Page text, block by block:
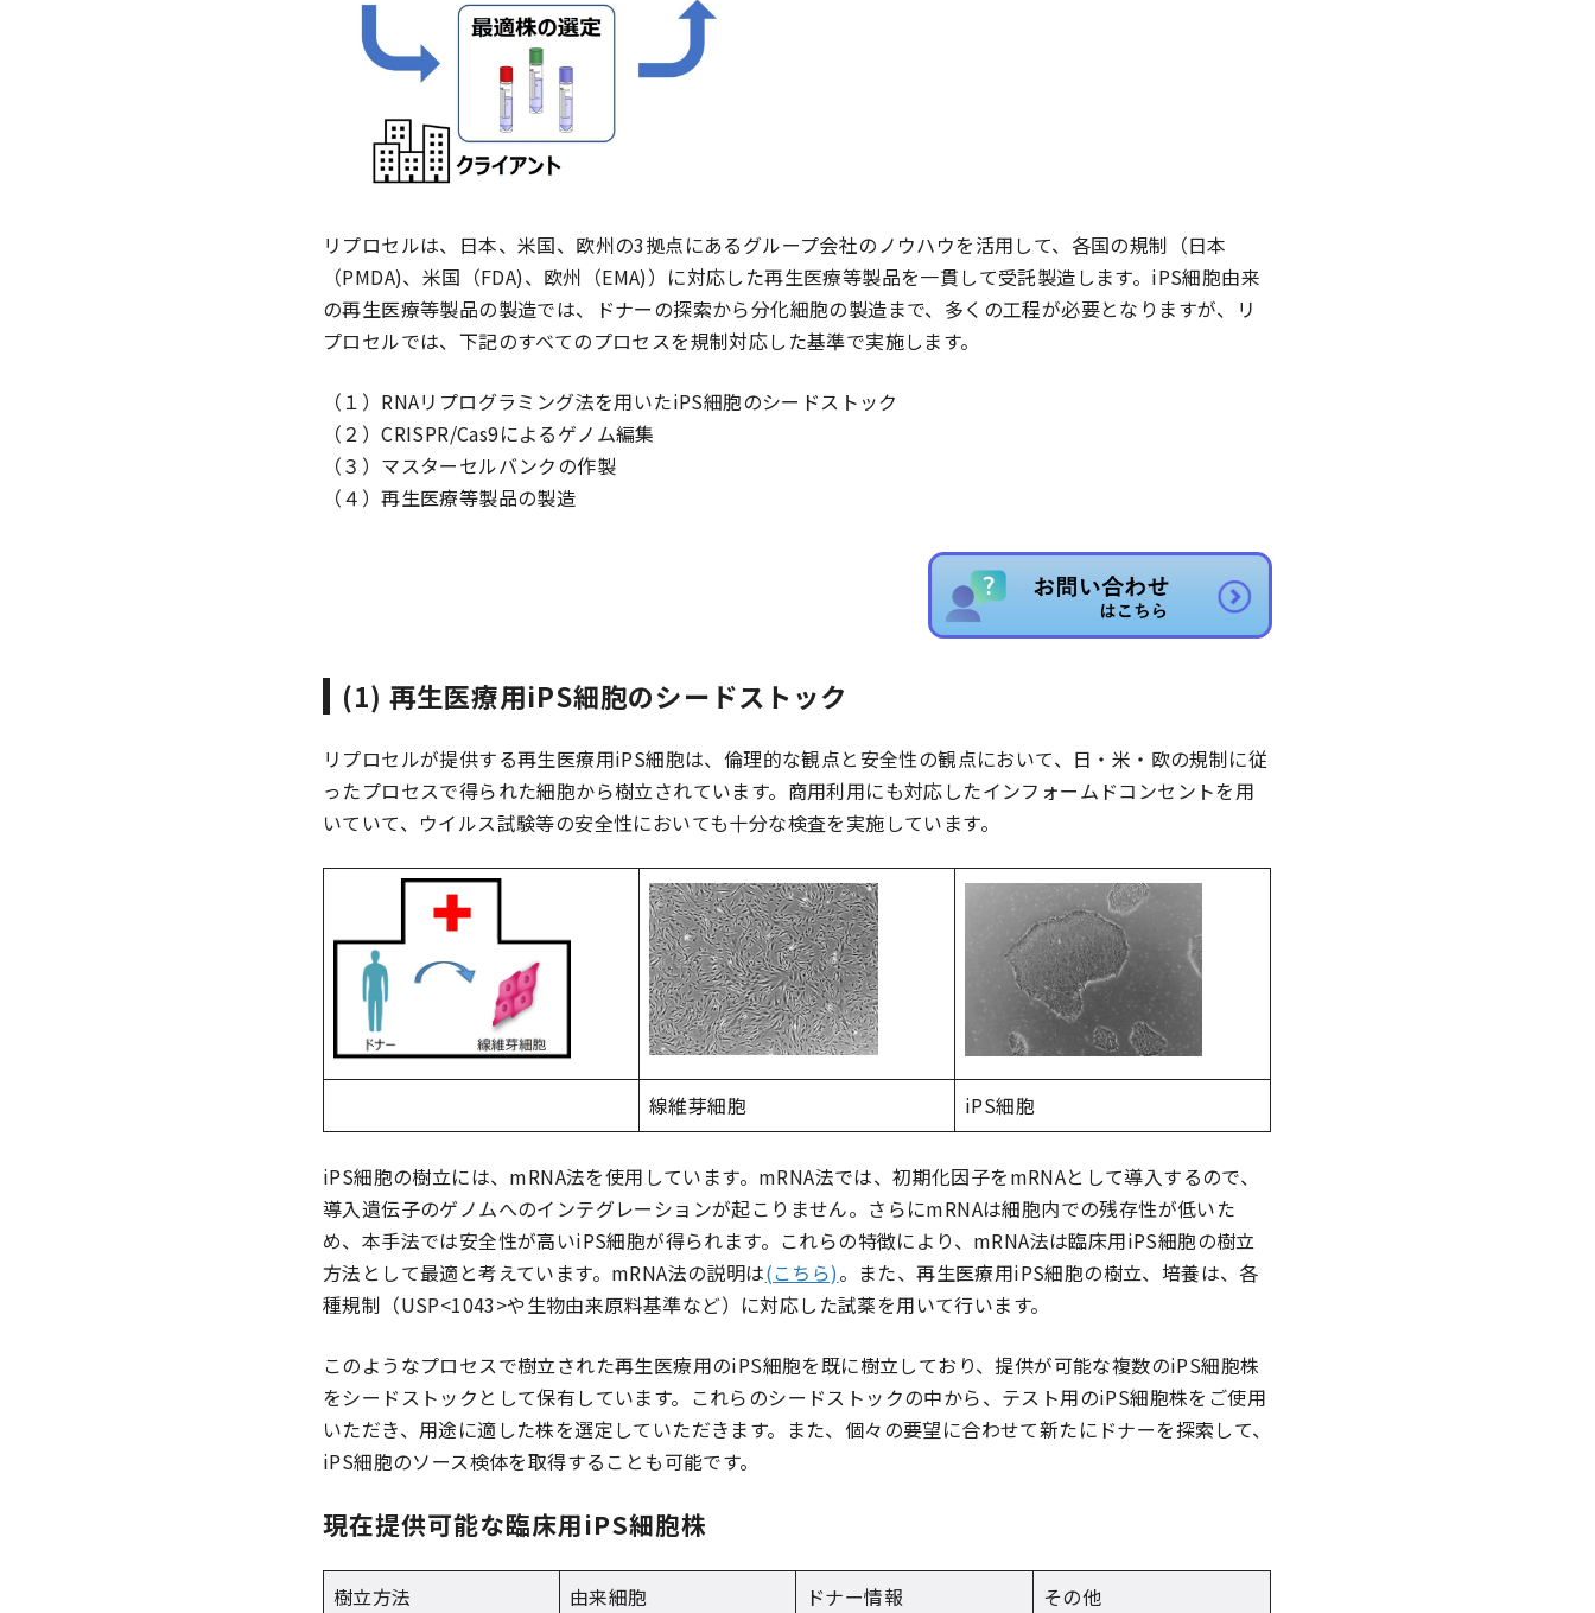
リプロセルは、日本、米国、欧州の3拠点にあるグループ会社のノウハウを活用して、各国の規制（日本
（PMDA)、米国（FDA)、欧州（EMA)）に対応した再生医療等製品を一貫して受託製造します。iPS細胞由来
の再生医療等製品の製造では、ドナーの探索から分化細胞の製造まで、多くの工程が必要となりますが、リ
プロセルでは、下記のすべてのプロセスを規制対応した基準で実施します。
（１）RNAリプログラミング法を用いたiPS細胞のシードストック
（２）CRISPR/Cas9によるゲノム編集
（３）マスターセルバンクの作製
（４）再生医療等製品の製造
(1) 再生医療用iPS細胞のシードストック
リプロセルが提供する再生医療用iPS細胞は、倫理的な観点と安全性の観点において、日・米・欧の規制に従
ったプロセスで得られた細胞から樹立されています。商用利用にも対応したインフォームドコンセントを用
いていて、ウイルス試験等の安全性においても十分な検査を実施しています。
線維芽細胞 iPS細胞
iPS細胞の樹立には、mRNA法を使用しています。mRNA法では、初期化因子をmRNAとして導入するので、
導入遺伝子のゲノムへのインテグレーションが起こりません。さらにmRNAは細胞内での残存性が低いた
め、本手法では安全性が高いiPS細胞が得られます。これらの特徴により、mRNA法は臨床用iPS細胞の樹立
方法として最適と考えています。mRNA法の説明は(こちら)。また、再生医療用iPS細胞の樹立、培養は、各
種規制（USP<1043>や生物由来原料基準など）に対応した試薬を用いて行います。
このようなプロセスで樹立された再生医療用のiPS細胞を既に樹立しており、提供が可能な複数のiPS細胞株
をシードストックとして保有しています。これらのシードストックの中から、テスト用のiPS細胞株をご使用
いただき、用途に適した株を選定していただきます。また、個々の要望に合わせて新たにドナーを探索して、
iPS細胞のソース検体を取得することも可能です。
現在提供可能な臨床用iPS細胞株
樹立方法 由来細胞 ドナー情報 その他